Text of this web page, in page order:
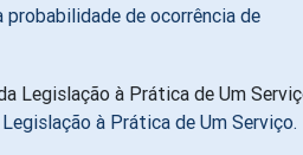
de ocorrência de
à Prática de Um Serviço.